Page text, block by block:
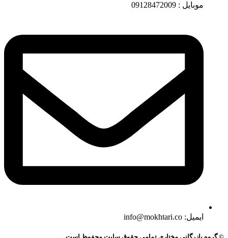
موبایل : 09128472009
ایمیل: info@mokhtari.co